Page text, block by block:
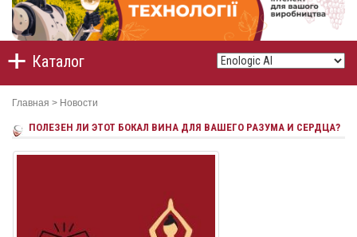
Каталог
Главная > Новости
ПОЛЕЗЕН ЛИ ЭТОТ БОКАЛ ВИНА ДЛЯ ВАШЕГО РАЗУМА И СЕРДЦА?